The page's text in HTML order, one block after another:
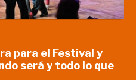
para el Festival y
será y todo lo que